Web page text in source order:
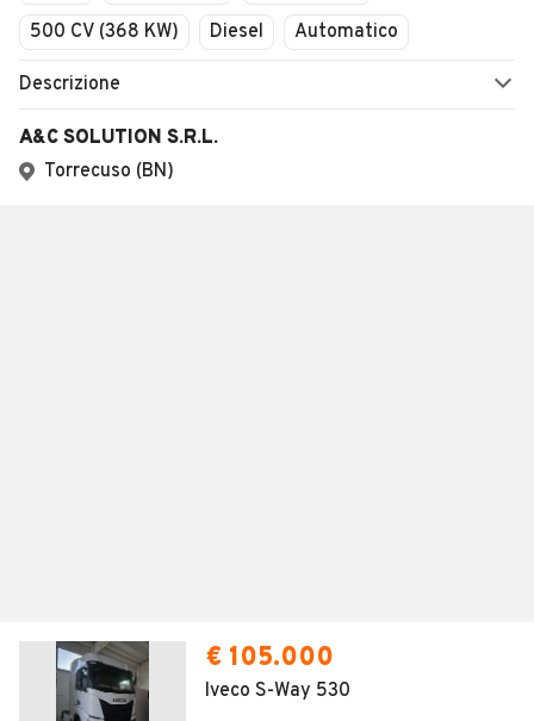
500 CV (368 KW)
Diesel Automatico
Descrizione
A&C SOLUTION S.R.L.
Torrecuso (BN)
€ 105.000
Iveco S-Way 530